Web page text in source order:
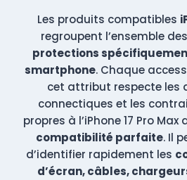
Les produits compatibles
regroupent l’ensemble des
protections
smartphone. Chaque
cet attribut respecte les
connectiques et les
propres à l’iPhone 17 Pro
compatibilité parfaite. Il
d’identifier rapidement les
d’écran, câbles,